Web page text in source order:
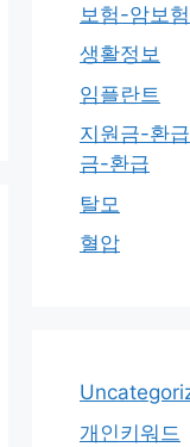
보험-암보
생활정보
임플란트
지원금-환
금-환급
탈모
혈압
개인키워드